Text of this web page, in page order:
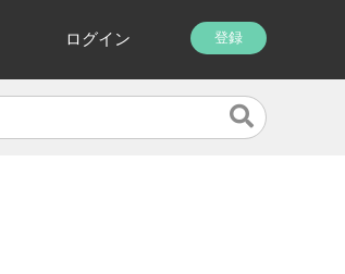
ログイン 登録